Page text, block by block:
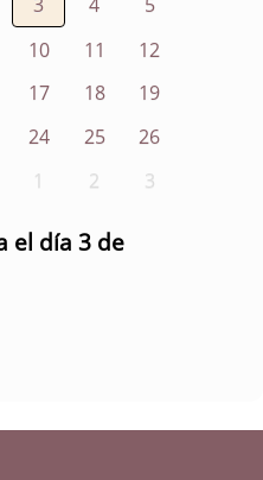
10 11
12
17 18
19
24 25
26
1 2 3
el día 3 de